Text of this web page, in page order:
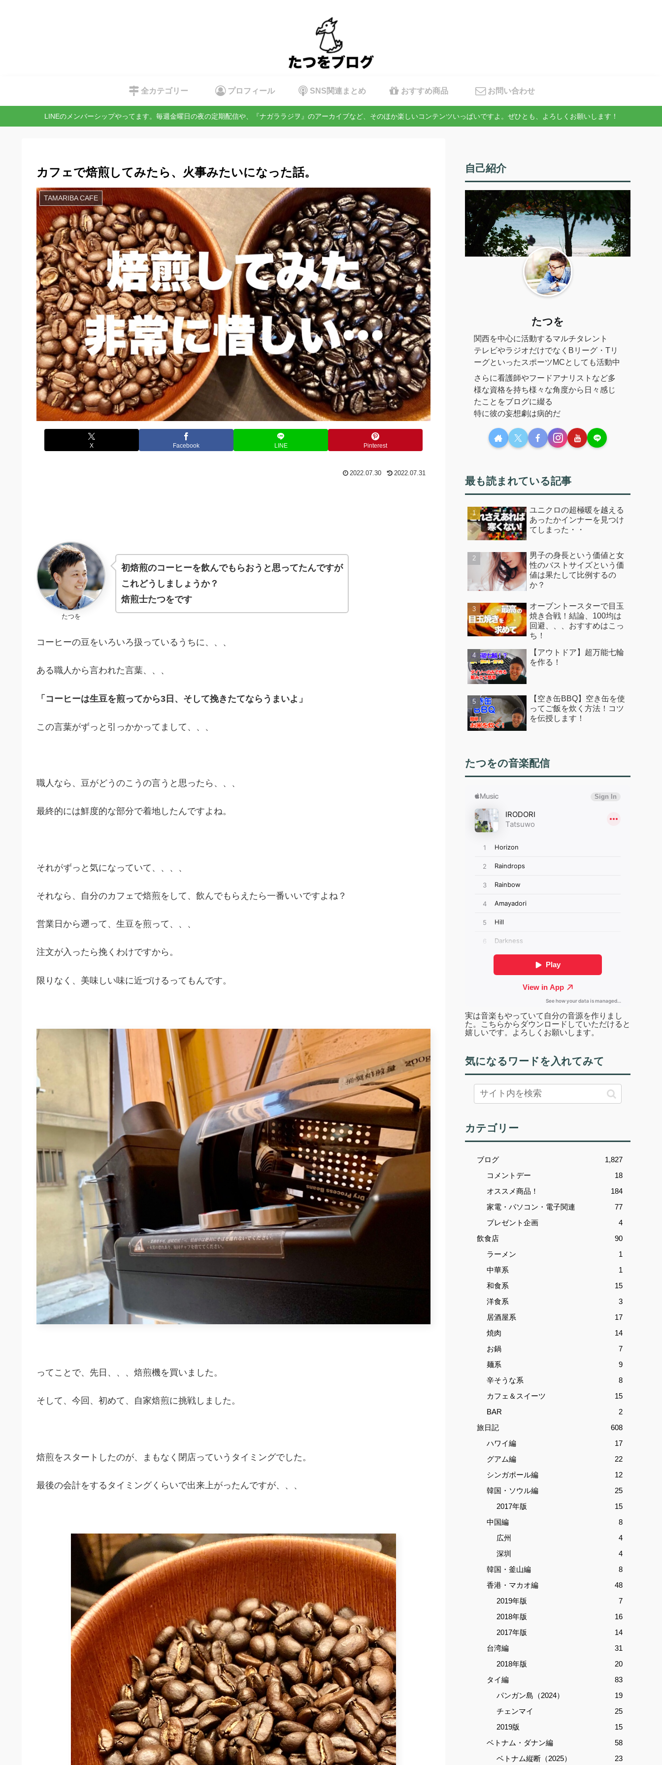
全カテゴリー プロフィール SNS関連まとめ おすすめ商品 お問い合わせ
LINEのメンバーシップやってます。毎週金曜日の夜の定期配信や、『ナガララジヲ』のアーカイブなど、そのほか楽しいコンテンツいっぱいですよ。ぜひとも、よろしくお願いします！
カフェで焙煎してみたら、火事みたいになった話。
TAMARIBA CAFE
X Facebook LINE Pinterest
2022.07.30 2022.07.31
たつを
初焙煎のコーヒーを飲んでもらおうと思ってたんですが
これどうしましょうか？
焙煎士たつをです
コーヒーの豆をいろいろ扱っているうちに、、、
ある職人から言われた言葉、、、
「コーヒーは生豆を煎ってから3日、そして挽きたてならうまいよ」
この言葉がずっと引っかかってまして、、、
職人なら、豆がどうのこうの言うと思ったら、、、
最終的には鮮度的な部分で着地したんですよね。
それがずっと気になっていて、、、、
それなら、自分のカフェで焙煎をして、飲んでもらえたら一番いいですよね？
営業日から遡って、生豆を煎って、、、
注文が入ったら挽くわけですから。
限りなく、美味しい味に近づけるってもんです。
ってことで、先日、、、焙煎機を買いました。
そして、今回、初めて、自家焙煎に挑戦しました。
焙煎をスタートしたのが、まもなく閉店っていうタイミングでした。
最後の会計をするタイミングくらいで出来上がったんですが、、、
自己紹介
たつを
関西を中心に活動するマルチタレント
テレビやラジオだけでなくBリーグ・Tリ
ーグといったスポーツMCとしても活動中
さらに看護師やフードアナリストなど多
様な資格を持ち様々な角度から日々感じ
たことをブログに綴る
特に彼の妄想劇は病的だ
最も読まれている記事
ユニクロの超極暖を越える
あったかインナーを見つけ
てしまった・・
男子の身長という価値と女
性のバストサイズという価
値は果たして比例するの
か？
オーブントースターで目玉
焼き合戦！結論、100均は
回避、、、おすすめはこっ
ち！
【アウトドア】超万能七輪
を作る！
【空き缶BBQ】空き缶を使
ってご飯を炊く方法！コツ
を伝授します！
たつをの音楽配信
実は音楽もやっていて自分の音源を作りまし
た。こちらからダウンロードしていただけると
嬉しいです。よろしくお願いします。
気になるワードを入れてみて
カテゴリー
ブログ
1,827
コメントデー
18
オススメ商品！
184
家電・パソコン・電子関連
77
プレゼント企画
4
飲食店
90
ラーメン
1
中華系
1
和食系
15
洋食系
3
居酒屋系
17
焼肉
14
お鍋
7
麺系
9
辛そうな系
8
カフェ＆スイーツ
15
BAR
2
旅日記
608
ハワイ編
17
グアム編
22
シンガポール編
12
韓国・ソウル編
25
2017年版
15
中国編
8
広州
4
深圳
4
韓国・釜山編
8
香港・マカオ編
48
2019年版
7
2018年版
16
2017年版
14
台湾編
31
2018年版
20
タイ編
83
パンガン島（2024）
19
チェンマイ
25
2019版
15
ベトナム・ダナン編
58
ベトナム縦断（2025）
23